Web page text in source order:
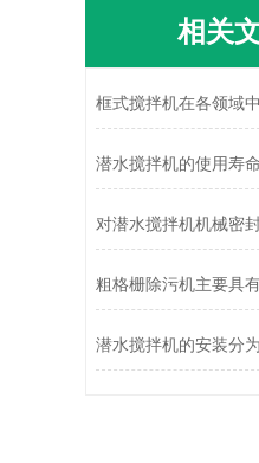
相关
框式搅拌机在各领域